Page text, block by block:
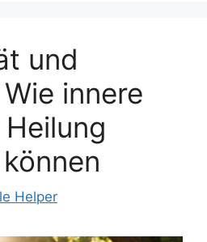
und
innere
Helper